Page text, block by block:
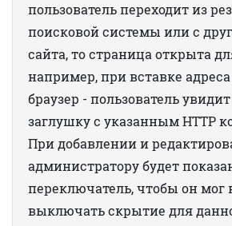
пользователь переходит из
поисковой системы или с
сайта, то страница открыта
например, при вставке
браузер - пользователь
заглушку с указанным HTTP
При добавлении и
администратору будет
переключатель, чтобы он мог
выключать скрытие для